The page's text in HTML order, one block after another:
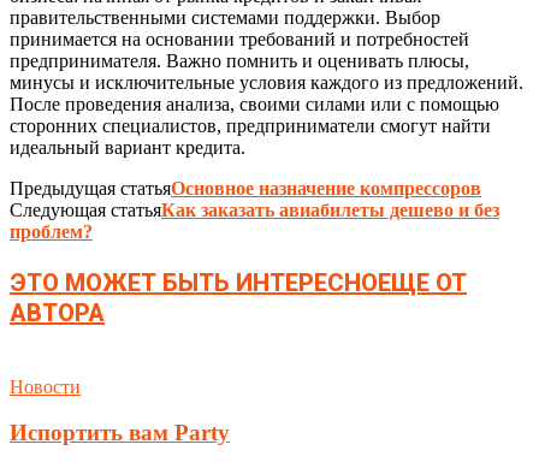
правительственными системами поддержки. Выбор
принимается на основании требований и потребностей
предпринимателя. Важно помнить и оценивать плюсы,
минусы и исключительные условия каждого из предложений.
После проведения анализа, своими силами или с помощью
сторонних специалистов, предприниматели смогут найти
идеальный вариант кредита.
Предыдущая статьяОсновное назначение компрессоров
Следующая статьяКак заказать авиабилеты дешево и без
проблем?
ЭТО МОЖЕТ БЫТЬ ИНТЕРЕСНОЕЩЕ ОТ
АВТОРА
Новости
Испортить вам Party